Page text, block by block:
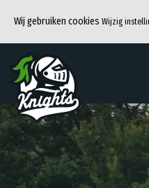
Wij gebruiken cookies Wijzig